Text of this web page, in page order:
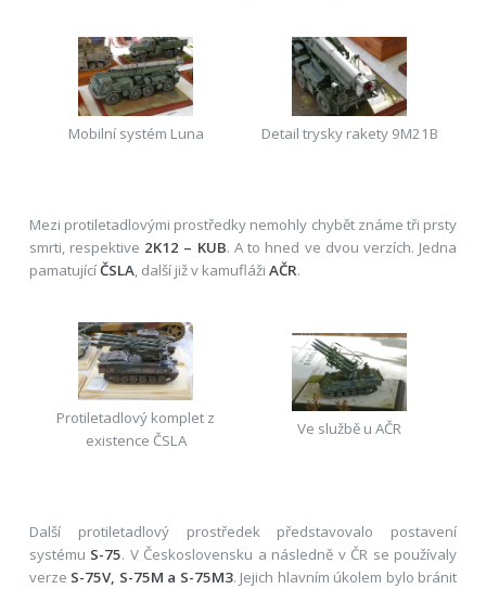
Mobilní systém Luna Detail trysky rakety 9M21B
Mezi protiletadlovými prostředky nemohly chybět známe tři prsty
smrti, respektive 2K12 – KUB. A to hned ve dvou verzích. Jedna
pamatujícíČSLA, další již v kamufláži AČR.
Protiletadlový komplet z
existence ČSLA
Ve službě u AČR
Další protiletadlový prostředek představovalo postavení
systému S-75. V Československu a následně v ČR se používaly
verze S-75V, S-75M a S-75M3. Jejich hlavním úkolem bylo bránit